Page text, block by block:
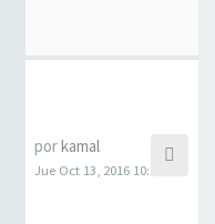
porkamal
Jue Oct 13, 2016 10:59